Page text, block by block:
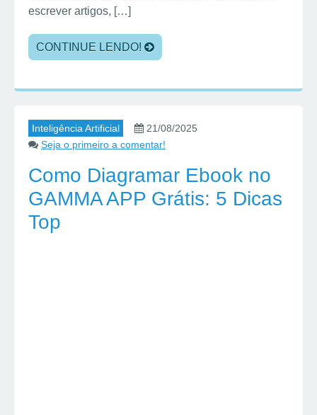
escrever artigos, […]
CONTINUE LENDO!
Inteligência Artificial
21/08/2025
Seja o primeiro a comentar!
Como Diagramar Ebook no
GAMMA APP Grátis: 5 Dicas
Top